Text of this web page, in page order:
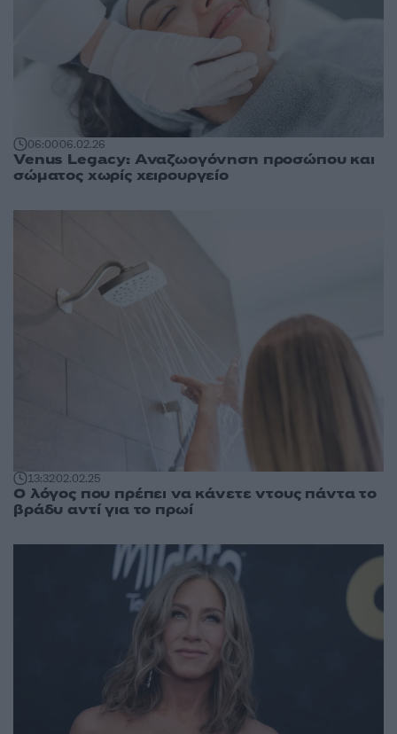
06:0006.02.26
Venus Legacy: Αναζωογόνηση προσώπου και
σώματος χωρίς χειρουργείο
13:3202.02.25
O λόγος που πρέπει να κάνετε ντους πάντα το
βράδυ αντί για το πρωί